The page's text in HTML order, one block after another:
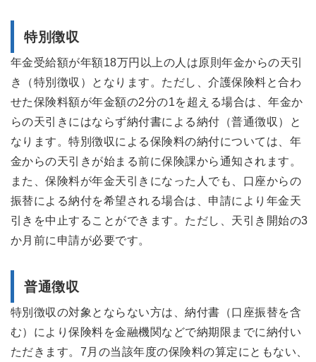
特別徴収
年金受給額が年額18万円以上の人は原則年金からの天引
き（特別徴収）となります。ただし、介護保険料と合わ
せた保険料額が年金額の2分の1を超える場合は、年金か
らの天引きにはならず納付書による納付（普通徴収）と
なります。特別徴収による保険料の納付については、年
金からの天引きが始まる前に保険課から通知されます。
また、保険料が年金天引きになった人でも、口座からの
振替による納付を希望される場合は、申請により年金天
引きを中止することができます。ただし、天引き開始の3
か月前に申請が必要です。
普通徴収
特別徴収の対象とならない方は、納付書（口座振替を含
む）により保険料を金融機関などで納期限までに納付い
ただきます。7月の当該年度の保険料の算定にともない、